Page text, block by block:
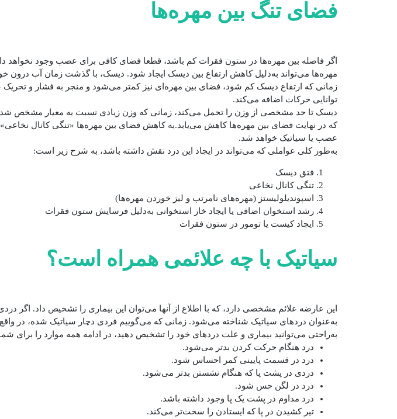
فضای تنگ بین مهره‌ها
اگر فاصله بین مهره‌ها در ستون فقرات کم باشد، قطعا فضای کافی برای عصب وجود
مهره‌ها می‌تواند به‌دلیل کاهش ارتفاع بین دیسک ایجاد شود. دیسک، با گذشت زمان آب
زمانی که ارتفاع دیسک کم شود، فضای بین مهره‌ای نیز کمتر می‌شود و منجر به فشار و
توانایی حرکات اضافه می‌کند.
دیسک تا حد مشخصی از وزن را تحمل می‌کند، زمانی که وزن زیادی نسبت به معیار مشخص
که در نهایت فضای بین مهره‌ها کاهش می‌یابد.به کاهش فضای بین مهره‌ها «تنگی کانال
عصب یا سیاتیک خواهد شد.
به‌طور کلی عواملی که می‌تواند در ایجاد این درد نقش داشته باشد، به شرح زیر است:
فتق دیسک
تنگی کانال نخاعی
اسپوندیلولیستز (مهره‌های نامرتب و لیز خوردن مهره‌ها)
رشد استخوان اضافی یا ایجاد خار استخوانی به‌دلیل فرسایش ستون فقرات
ایجاد کیست یا تومور در ستون فقرات
سیاتیک با چه علائمی همراه است؟
این عارضه علائم مشخصی دارد، که با اطلاع از آنها می‌توان این بیماری را تشخیص داد. اگر
به‌عنوان دردهای سیاتیک شناخته می‌شود. زمانی که می‌گوییم فردی دچار سیاتیک شده، در
به‌راحتی می‌توانید بیماری و علت دردهای خود را تشخیص دهید، در ادامه همه موارد را برای
درد هنگام حرکت کردن بدتر می‌شود.
درد در قسمت پایینی کمر احساس شود.
دردی در پشت پا که هنگام نشستن بدتر می‌شود.
درد در لگن حس شود.
درد مداوم در پشت یک پا وجود داشته باشد.
تیر کشیدن در پا که ایستادن را سخت‌تر می‌کند.